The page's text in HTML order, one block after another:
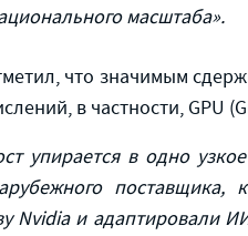
масштаба».
что значимым
в частности, GPU
упирается в одно
поставщика,
Nvidia и адаптировали